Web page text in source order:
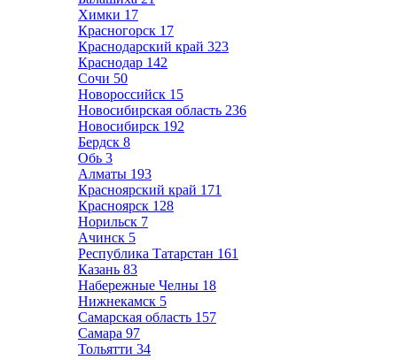
Химки 17
Красногорск 17
Краснодарский край 323
Краснодар 142
Сочи 50
Новороссийск 15
Новосибирская область 236
Новосибирск 192
Бердск 8
Обь 3
Алматы 193
Красноярский край 171
Красноярск 128
Норильск 7
Ачинск 5
Республика Татарстан 161
Казань 83
Набережные Челны 18
Нижнекамск 5
Самарская область 157
Самара 97
Тольятти 34